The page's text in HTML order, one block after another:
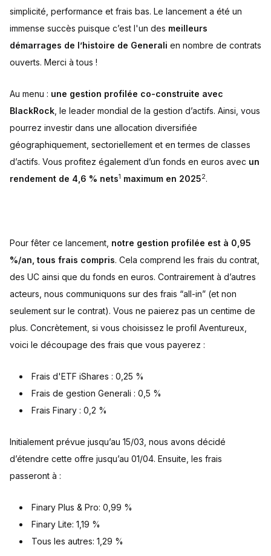
simplicité, performance et frais bas. Le lancement a été un
immense succès puisque c’est l'un des meilleurs
démarrages de l’histoire de Generali en nombre de contrats
ouverts. Merci à tous !
Au menu : une gestion profilée co-construite avec
BlackRock , le leader mondial de la gestion d’actifs. Ainsi, vous
pourrez investir dans une allocation diversifiée
géographiquement, sectoriellement et en termes de classes
d’actifs. Vous profitez également d’un fonds en euros avec un
rendement de 4,6 % nets1 maximum en 20252.
Pour fêter ce lancement, notre gestion profilée est à 0,95
%/an, tous frais compris. Cela comprend les frais du contrat,
des UC ainsi que du fonds en euros. Contrairement à d’autres
acteurs, nous communiquons sur des frais “all-in” (et non
seulement sur le contrat). Vous ne paierez pas un centime de
plus. Concrètement, si vous choisissez le profil Aventureux,
voici le découpage des frais que vous payerez :
Frais d'ETF iShares : 0,25 %
Frais de gestion Generali : 0,5 %
Frais Finary : 0,2 %
Initialement prévue jusqu’au 15/03, nous avons décidé
d’étendre cette offre jusqu’au 01/04. Ensuite, les frais
passeront à :
Finary Plus & Pro: 0,99 %
Finary Lite: 1,19 %
Tous les autres: 1,29 %